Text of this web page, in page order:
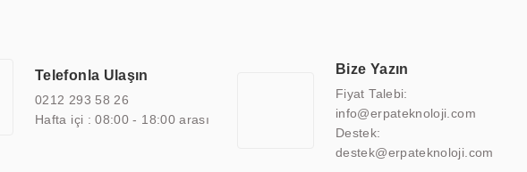
değerlere bağlı bir şekilde hareket etmektedir. Kaliteli ekipmanı, uzman kadroları,
gelişimine katkı sağlamaktadır.
Telefonla Ulaşın
0212 293 58 26
Hafta içi : 08:00 - 18:00 arası
Bize Yazın
Fiyat Talebi:
info@erpateknoloji.com
Destek:
destek@erpateknoloji.com